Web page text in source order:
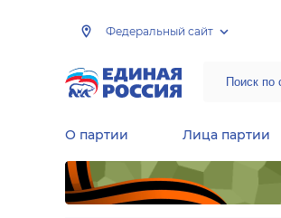
Федеральный сайт
О партии Лица партии